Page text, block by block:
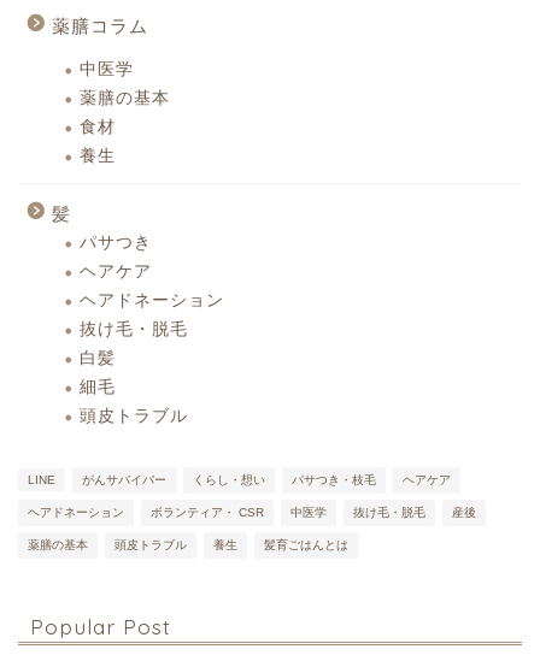
薬膳コラム
中医学
薬膳の基本
食材
養生
髪
パサつき
ヘアケア
ヘアドネーション
抜け毛・脱毛
白髪
細毛
頭皮トラブル
LINE がんサバイバー くらし・想い パサつき・枝毛 ヘアケア
ヘアドネーション ボランティア・ CSR 中医学 抜け毛・脱毛 産後
薬膳の基本 頭皮トラブル 養生 髪育ごはんとは
Popular Post